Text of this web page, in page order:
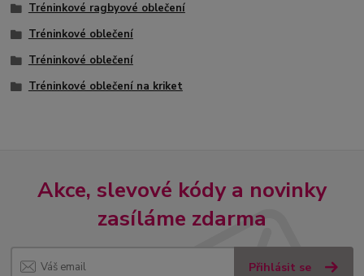
Tréninkové ragbyové oblečení
Tréninkové oblečení
Tréninkové oblečení
Tréninkové oblečení na kriket
Akce, slevové kódy a novinky
zasíláme zdarma
Přihlásit se